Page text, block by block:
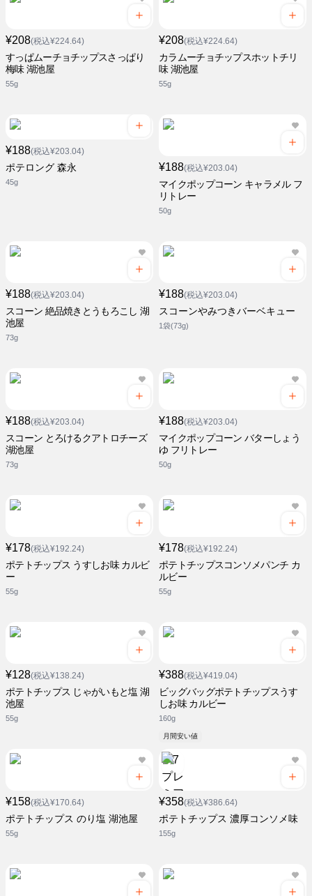
¥208(税込¥224.64)
すっぱムーチョチップスさっぱり
梅味 湖池屋
55g
¥208(税込¥224.64)
カラムーチョチップスホットチリ
味 湖池屋
55g
¥188(税込¥203.04)
ポテロング 森永
45g
¥188(税込¥203.04)
マイクポップコーン キャラメル フ
リトレー
50g
¥188(税込¥203.04)
スコーン 絶品焼きとうもろこし 湖
池屋
73g
¥188(税込¥203.04)
スコーンやみつきバーベキュー
1袋(73g)
¥188(税込¥203.04)
スコーン とろけるクアトロチーズ
湖池屋
73g
¥188(税込¥203.04)
マイクポップコーン バターしょう
ゆ フリトレー
50g
¥178(税込¥192.24)
ポテトチップス うすしお味 カルビ
ー
55g
¥178(税込¥192.24)
ポテトチップスコンソメパンチ カ
ルビー
55g
¥128(税込¥138.24)
ポテトチップス じゃがいもと塩 湖
池屋
55g
¥388(税込¥419.04)
ビッグバッグポテトチップスうす
しお味 カルビー
160g
月間安い値
¥158(税込¥170.64)
ポテトチップス のり塩 湖池屋
55g
¥358(税込¥386.64)
ポテトチップス 濃厚コンソメ味
155g